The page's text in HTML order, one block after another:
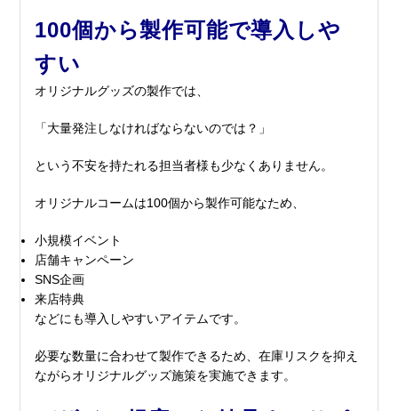
100個から製作可能で導入しや
すい
オリジナルグッズの製作では、
「大量発注しなければならないのでは？」
という不安を持たれる担当者様も少なくありません。
オリジナルコームは100個から製作可能なため、
小規模イベント
店舗キャンペーン
SNS企画
来店特典
などにも導入しやすいアイテムです。
必要な数量に合わせて製作できるため、在庫リスクを抑え
ながらオリジナルグッズ施策を実施できます。